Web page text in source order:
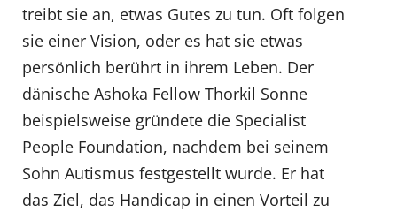
treibt sie an, etwas Gutes zu tun. Oft folgen
sie einer Vision, oder es hat sie etwas
persönlich berührt in ihrem Leben. Der
dänische Ashoka Fellow Thorkil Sonne
beispielsweise gründete die Specialist
People Foundation, nachdem bei seinem
Sohn Autismus festgestellt wurde. Er hat
das Ziel, das Handicap in einen Vorteil zu